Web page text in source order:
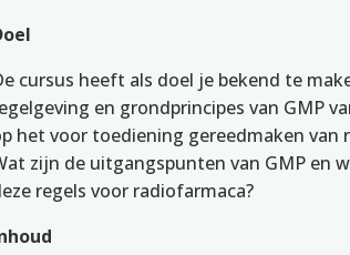
cursus heeft als doel je bekend te
en grondprincipes van GMP
het voor toediening gereedmaken van
zijn de uitgangspunten van GMP en
regels voor radiofarmaca?